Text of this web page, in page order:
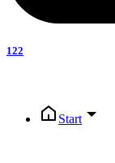
122
Start